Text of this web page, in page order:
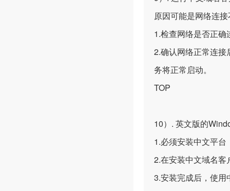
原因可能是网络连
1.检查网络是否正
2.确认网络正常连接
务将正常启动。
TOP
10）. 英文版的
1.必须安装中文平
2.在安装中文域名
3.安装完成后，使